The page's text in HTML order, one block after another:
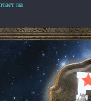
на